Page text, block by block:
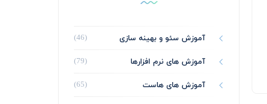
آموزش سئو و بهینه سازی (46)
آموزش های نرم افزارها (79)
آموزش های هاست (65)